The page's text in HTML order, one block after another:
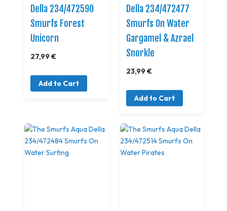
Della 234/472590
Smurfs Forest
Unicorn
27,99 €
Add to Cart
Della 234/472477
Smurfs On Water
Gargamel & Azrael
Snorkle
23,99 €
Add to Cart